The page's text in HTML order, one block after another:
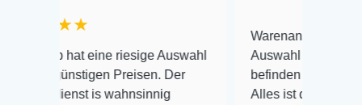
eine riesige Auswahl
Preisen. Der
is wahnsinnig
Warenanlieferung Top und die
Auswahl plus gesundheitliches
befinden der Fische einwandfrei.
Alles ist quick lebendig und im